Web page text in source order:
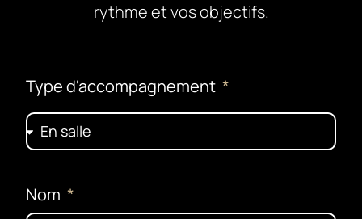
rythme et vos objectifs.
Type d'accompagnement
Nom